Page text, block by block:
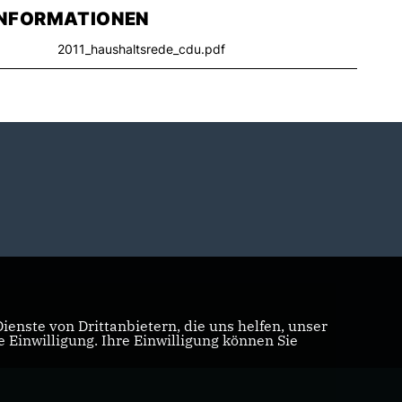
2011_haushaltsrede_cdu.pdf
von Drittanbietern, die uns helfen, unser
Einwilligung. Ihre Einwilligung können Sie